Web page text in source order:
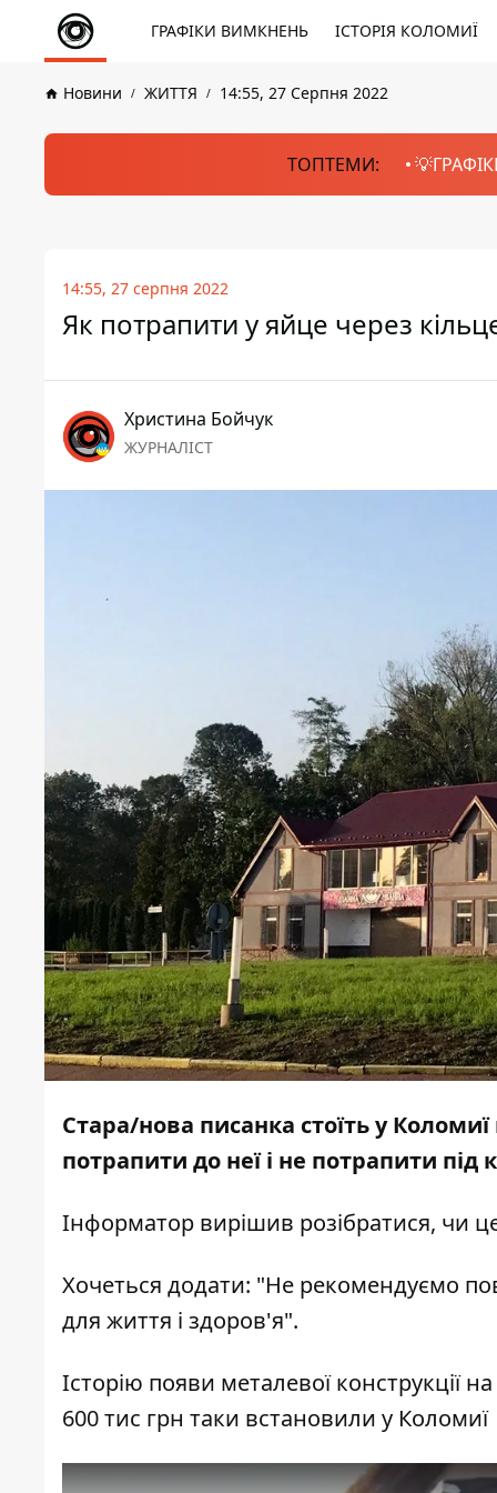
ГРАФІКИ ВИМКНЕНЬ ІСТОРІЯ КОЛОМИЇ
Новини ЖИТТЯ 14:55, 27 Серпня 2022
ТОПТЕМИ:
14:55, 27 серпня 2022
Як потрапити у яйце через
Христина Бойчук
ЖУРНАЛІСТ
Стара/нова писанка стоїть у
потрапити до неї і не потрапити під
Інформатор вирішив розібратися, чи
Хочеться додати: "Не рекомендуємо
для життя і здоров'я".
Історію появи металевої конструкції
600 тис грн таки встановили у Коломиї